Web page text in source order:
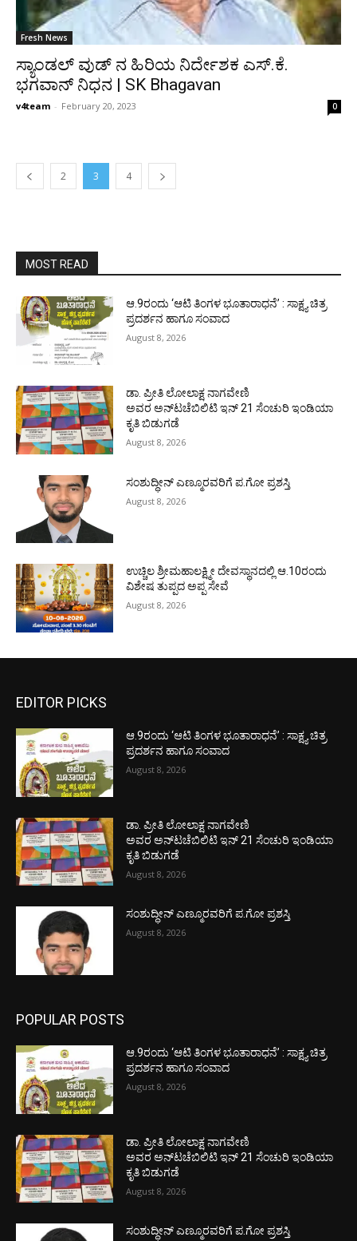
Fresh News
ಸ್ಯಾಂಡಲ್‌ ವುಡ್‌ ನ ಹಿರಿಯ ನಿರ್ದೇಶಕ ಎಸ್.ಕೆ.
ಭಗವಾನ್‌ ನಿಧನ | SK Bhagavan
v4team - February 20, 2023 0
2 3 4
MOST READ
ಆ.9ರಂದು ‘ಆಟಿ ತಿಂಗಳ ಭೂತಾರಾಧನೆ’ : ಸಾಕ್ಷ್ಯ ಚಿತ್ರ
ಪ್ರದರ್ಶನ ಹಾಗೂ ಸಂವಾದ
August 8, 2026
ಡಾ. ಪ್ರೀತಿ ಲೋಲಾಕ್ಷ ನಾಗವೇಣಿ
ಅವರ ಅನ್‌ಟಚೆಬಿಲಿಟಿ ಇನ್ 21 ಸೆಂಚುರಿ ಇಂಡಿಯಾ
ಕೃತಿ ಬಿಡುಗಡೆ
August 8, 2026
ಸಂಶುದ್ಧೀನ್ ಎಣ್ಮೂರವರಿಗೆ ಪ.ಗೋ ಪ್ರಶಸ್ತಿ
August 8, 2026
ಉಚ್ಚಿಲ ಶ್ರೀಮಹಾಲಕ್ಷ್ಮೀ ದೇವಸ್ಥಾನದಲ್ಲಿ ಆ.10ರಂದು
ವಿಶೇಷ ತುಪ್ಪದ ಅಪ್ಪ ಸೇವೆ
August 8, 2026
EDITOR PICKS
ಆ.9ರಂದು ‘ಆಟಿ ತಿಂಗಳ ಭೂತಾರಾಧನೆ’ : ಸಾಕ್ಷ್ಯ ಚಿತ್ರ
ಪ್ರದರ್ಶನ ಹಾಗೂ ಸಂವಾದ
August 8, 2026
ಡಾ. ಪ್ರೀತಿ ಲೋಲಾಕ್ಷ ನಾಗವೇಣಿ
ಅವರ ಅನ್‌ಟಚೆಬಿಲಿಟಿ ಇನ್ 21 ಸೆಂಚುರಿ ಇಂಡಿಯಾ
ಕೃತಿ ಬಿಡುಗಡೆ
August 8, 2026
ಸಂಶುದ್ಧೀನ್ ಎಣ್ಮೂರವರಿಗೆ ಪ.ಗೋ ಪ್ರಶಸ್ತಿ
August 8, 2026
POPULAR POSTS
ಆ.9ರಂದು ‘ಆಟಿ ತಿಂಗಳ ಭೂತಾರಾಧನೆ’ : ಸಾಕ್ಷ್ಯ ಚಿತ್ರ
ಪ್ರದರ್ಶನ ಹಾಗೂ ಸಂವಾದ
August 8, 2026
ಡಾ. ಪ್ರೀತಿ ಲೋಲಾಕ್ಷ ನಾಗವೇಣಿ
ಅವರ ಅನ್‌ಟಚೆಬಿಲಿಟಿ ಇನ್ 21 ಸೆಂಚುರಿ ಇಂಡಿಯಾ
ಕೃತಿ ಬಿಡುಗಡೆ
August 8, 2026
ಸಂಶುದ್ಧೀನ್ ಎಣ್ಮೂರವರಿಗೆ ಪ.ಗೋ ಪ್ರಶಸ್ತಿ